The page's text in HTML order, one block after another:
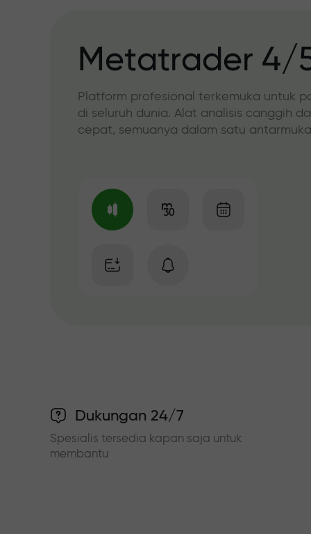
Metatrader 4/
Platform profesional terkemuka untuk
di seluruh dunia. Alat analisis canggih
cepat, semuanya dalam satu
Dukungan 24/7
Spesialis tersedia kapan saja untuk
membantu